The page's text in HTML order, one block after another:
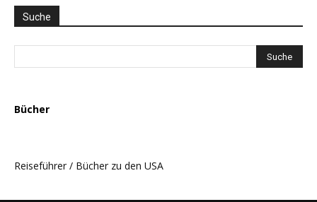
AUSWAHL
Suche
Bücher
Reiseführer / Bücher zu den USA